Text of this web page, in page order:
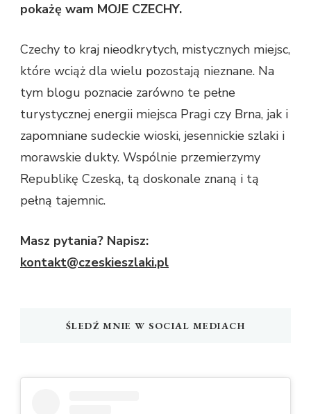
pokażę wam MOJE CZECHY.
Czechy to kraj nieodkrytych, mistycznych miejsc,
które wciąż dla wielu pozostają nieznane. Na
tym blogu poznacie zarówno te pełne
turystycznej energii miejsca Pragi czy Brna, jak i
zapomniane sudeckie wioski, jesennickie szlaki i
morawskie dukty. Wspólnie przemierzymy
Republikę Czeską, tą doskonale znaną i tą
pełną tajemnic.
Masz pytania? Napisz:
kontakt@czeskieszlaki.pl
ŚLEDŹ MNIE W SOCIAL MEDIACH